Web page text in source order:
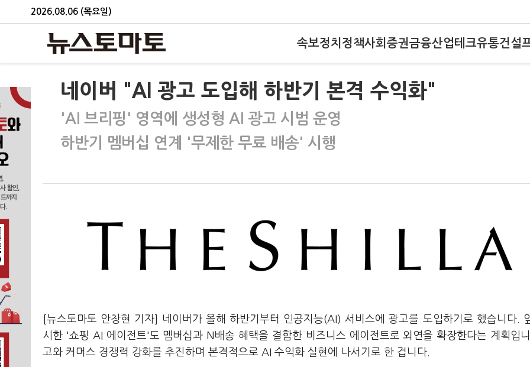
2026.08.06 (목요일)
속보정치 정책사회 증권금융산업테크유통건설
네이버 "AI 광고 도입해 하반기 본격 수익화"
'AI 브리핑' 영역에 생성형 AI 광고 시범 운영
하반기 멤버십 연계 '무제한 무료 배송' 시행
[뉴스토마토 안창현 기자] 네이버가 올해 하반기부터 인공지능(AI) 서비스에 광고를 도입하기로 했습니다.
시한 '쇼핑 AI 에이전트'도 멤버십과 N배송 혜택을 결합한 비즈니스 에이전트로 외연을 확장한다는 계획입
고와 커머스 경쟁력 강화를 추진하며 본격적으로 AI 수익화 실현에 나서기로 한 겁니다.